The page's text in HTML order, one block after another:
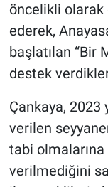
öncelikli
ederek,
başlatılan “Bir
destek
Çankaya, 2023
verilen
tabi
verilmediğini